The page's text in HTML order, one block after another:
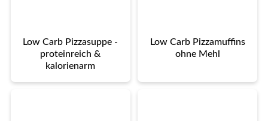
Low Carb Pizzasuppe -
proteinreich &
kalorienarm
Low Carb Pizzamuffins
ohne Mehl